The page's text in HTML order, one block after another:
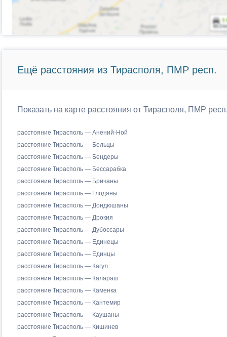
Ещё расстояния из Тирасполя, ПМР респ.
Показать на карте расстояния от Тирасполя, ПМР
расстояние Тирасполь — Анений-Ной
расстояние Тирасполь — Бельцы
расстояние Тирасполь — Бендеры
расстояние Тирасполь — Бессарабка
расстояние Тирасполь — Бричаны
расстояние Тирасполь — Глодяны
расстояние Тирасполь — Дондюшаны
расстояние Тирасполь — Дрокия
расстояние Тирасполь — Дубоссары
расстояние Тирасполь — Единецы
расстояние Тирасполь — Единцы
расстояние Тирасполь — Кагул
расстояние Тирасполь — Калараш
расстояние Тирасполь — Каменка
расстояние Тирасполь — Кантемир
расстояние Тирасполь — Каушаны
расстояние Тирасполь — Кишинев